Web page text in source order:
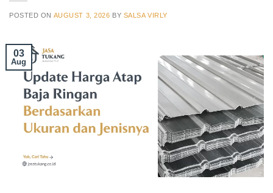
POSTED ON AUGUST 3, 2026 BY SALSA VIRLY
03
Aug